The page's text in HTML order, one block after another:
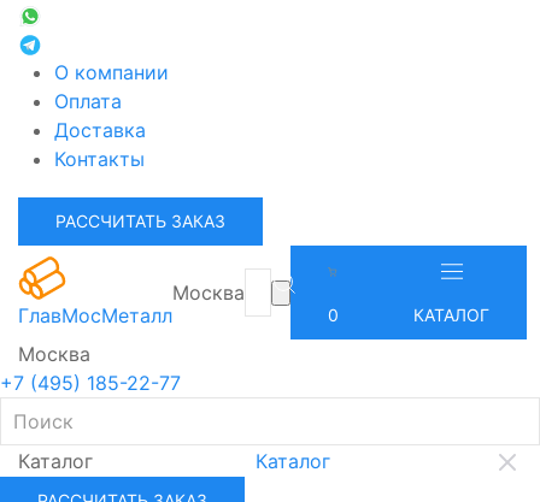
О компании
Оплата
Доставка
Контакты
РАССЧИТАТЬ ЗАКАЗ
ГлавМосМеталл
Москва
0 КАТАЛОГ
Москва
+7 (495) 185-22-77
Каталог Каталог